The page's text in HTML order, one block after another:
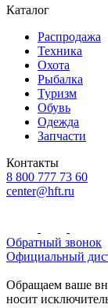
Каталог
Распродажа
Техника
Охота
Рыбалка
Туризм
Обувь
Одежда
Запчасти
Контакты
8 800 777 73 60
center@hft.ru
Обратный звонок
Официальный
Обращаем ваше
носит